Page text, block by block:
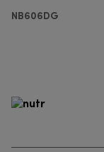
NB606DG